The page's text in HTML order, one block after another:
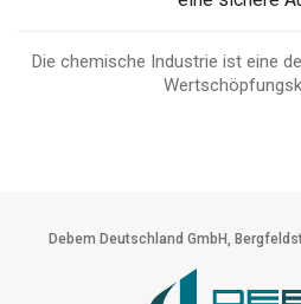
Die chemische Industrie ist eine
Debem Deutschland GmbH,